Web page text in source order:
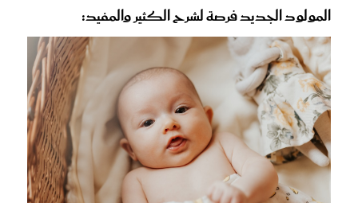
المولود الجديد فرصة لشرح الكثير والمفيد: